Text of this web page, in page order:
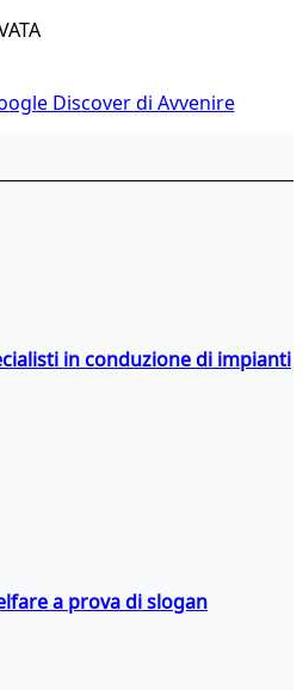
Discover di Avvenire
in conduzione di impianti
a prova di slogan